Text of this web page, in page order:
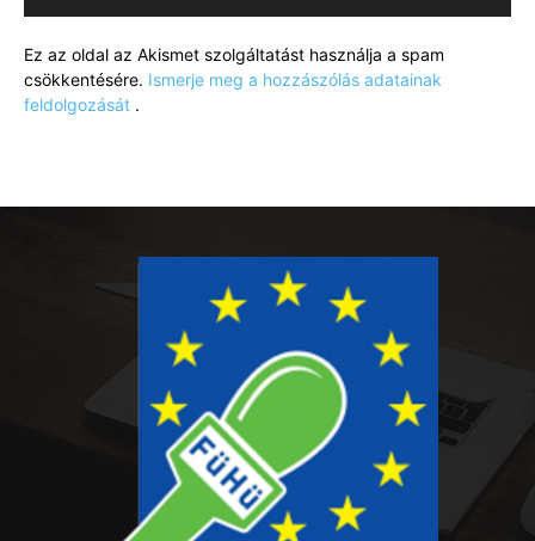
Ez az oldal az Akismet szolgáltatást használja a spam
csökkentésére. Ismerje meg a hozzászólás adatainak
feldolgozását .